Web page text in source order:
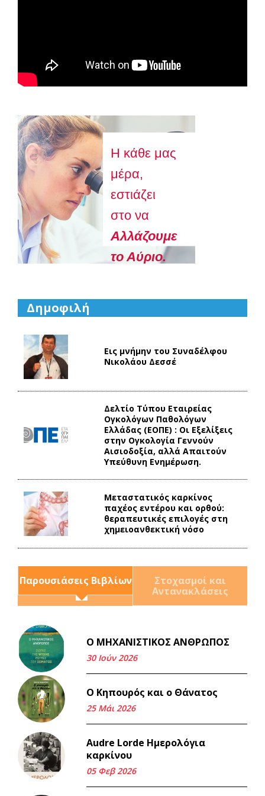
Η κάθε μας
μέρα,
εστιάζει
στο να
Aλλάζουμε
το Αύριο.
Δημοφιλή
Εις μνήμην του Συναδέλφου
Νικολάου Δεσσέ
Δελτίο Τύπου Eταιρείας
Ογκολόγων Παθολόγων
Ελλάδας (ΕΟΠΕ) : Οι Εξελίξεις
στην Ογκολογία Γεννούν
Αισιοδοξία, αλλά Απαιτούν
Υπεύθυνη Ενημέρωση.
Mεταστατικός καρκίνος
παχέος εντέρου και ορθού:
θεραπευτικές επιλογές στη
χημειοανθεκτική νόσο
Παρουσιάσεις Βιβλίων
Στοχασμοί και
Αντανακλάσεις
Ο ΜΗΧΑΝΙΣΤΙΚΟΣ ΑΝΘΡΩΠΟΣ
30 Ιούν 2026
Ο Κηπουρός και ο Θάνατος
25 Μάι 2026
Audre Lorde Ημερολόγια
καρκίνου
05 Φεβ 2026
Και τα λεφτά ξαναγυρίζουν
σε σένα.
Μνήμη Νίκου Μαλάμου
Iμάντες και μετα - πράτες
(βαποράκια) μέρος
δεύτερον, με τον τρόπο του